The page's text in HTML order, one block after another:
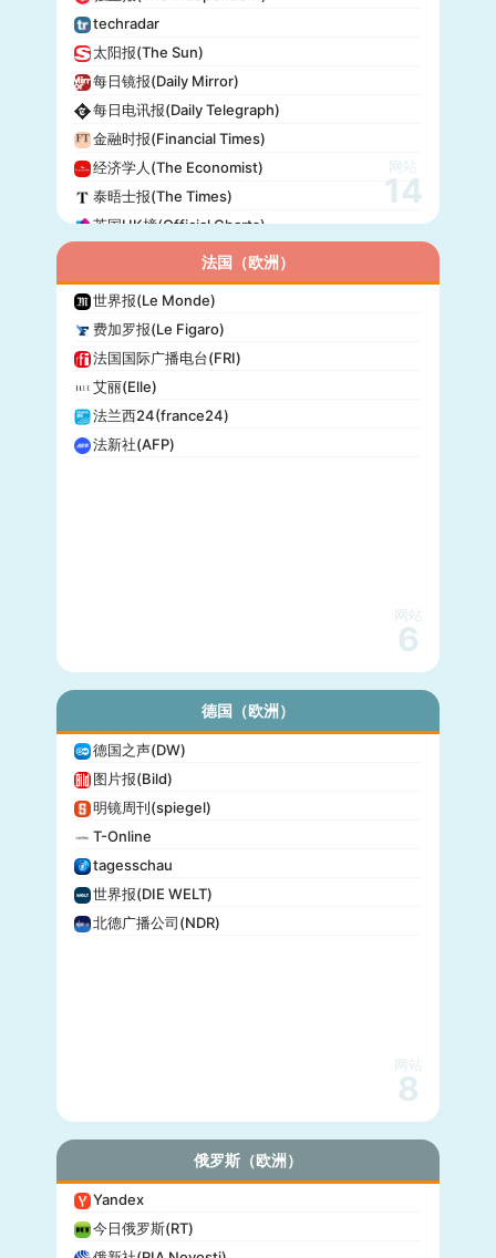
techradar
太阳报(The Sun)
每日镜报(Daily Mirror)
每日电讯报(Daily Telegraph)
金融时报(Financial Times)
经济学人(The Economist)
泰晤士报(The Times)
英国UK榜(Official Charts)
网站
14
法国（欧洲）
世界报(Le Monde)
费加罗报(Le Figaro)
法国国际广播电台(FRI)
艾丽(Elle)
法兰西24(france24)
法新社(AFP)
网站
6
德国（欧洲）
德国之声(DW)
图片报(Bild)
明镜周刊(spiegel)
T-Online
tagesschau
世界报(DIE WELT)
北德广播公司(NDR)
网站
8
俄罗斯（欧洲）
Yandex
今日俄罗斯(RT)